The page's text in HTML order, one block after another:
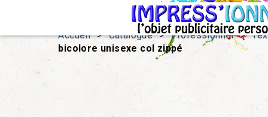
Accueil > Catalogue > Professionnel >
bicolore unisexe col zippé